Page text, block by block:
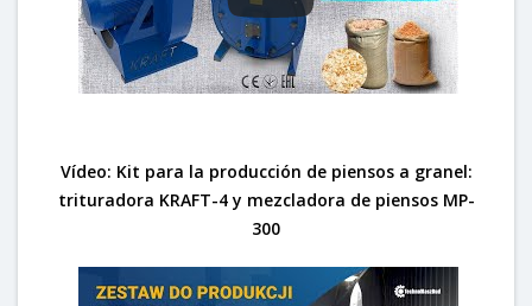
Vídeo: Kit para la producción de piensos a granel:
trituradora KRAFT-4 y mezcladora de piensos MP-
300